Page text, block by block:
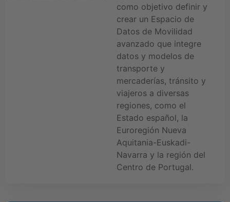
como objetivo definir y
crear un Espacio de
Datos de Movilidad
avanzado que integre
datos y modelos de
transporte y
mercaderías, tránsito y
viajeros a diversas
regiones, como el
Estado español, la
Euroregión Nueva
Aquitania-Euskadi-
Navarra y la región del
Centro de Portugal.